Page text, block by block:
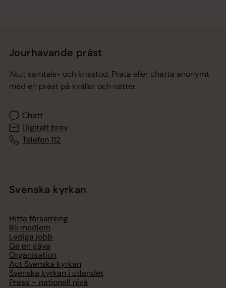
Jourhavande präst
Akut samtals- och krisstöd. Prata eller chatta anonymt
med en präst på kvällar och nätter.
Chatt
Digitalt brev
Telefon 112
Svenska kyrkan
Hitta församling
Bli medlem
Lediga jobb
Ge en gåva
Organisation
Act Svenska kyrkan
Svenska kyrkan i utlandet
Press – nationell nivå